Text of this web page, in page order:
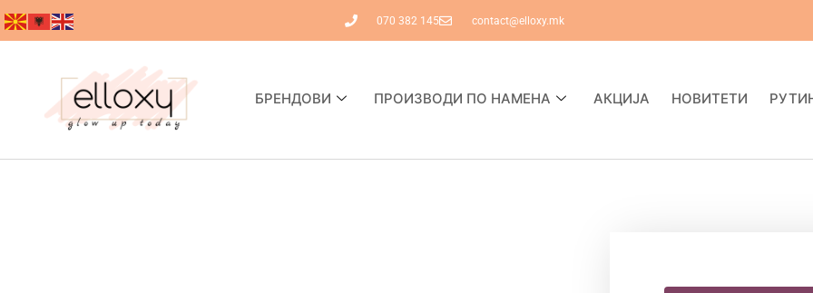
070 382 145 contact@elloxy.mk
БРЕНДОВИ ПРОИЗВОДИ ПО НАМЕНА АКЦИЈА НОВИТЕТИ